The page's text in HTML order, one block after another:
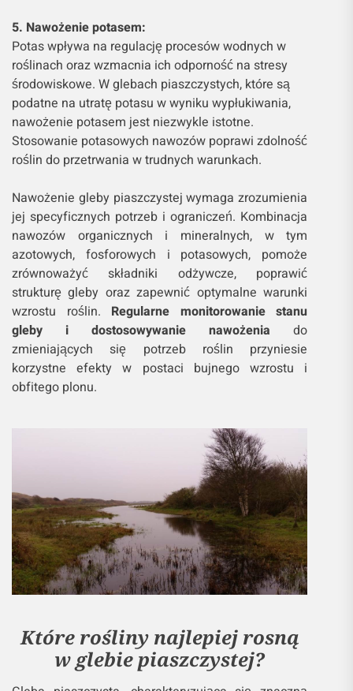
5. Nawożenie potasem:
Potas wpływa na regulację procesów wodnych w
roślinach oraz wzmacnia ich odporność na stresy
środowiskowe. W glebach piaszczystych, które są
podatne na utratę potasu w wyniku wypłukiwania,
nawożenie potasem jest niezwykle istotne.
Stosowanie potasowych nawozów poprawi zdolność
roślin do przetrwania w trudnych warunkach.
Nawożenie gleby piaszczystej wymaga zrozumienia
jej specyficznych potrzeb i ograniczeń. Kombinacja
nawozów organicznych i mineralnych, w tym
azotowych, fosforowych i potasowych, pomoże
zrównoważyć składniki odżywcze, poprawić
strukturę gleby oraz zapewnić optymalne warunki
wzrostu roślin. Regularne monitorowanie stanu
gleby i dostosowywanie nawożenia do
zmieniających się potrzeb roślin przyniesie
korzystne efekty w postaci bujnego wzrostu i
obfitego plonu.
Które rośliny najlepiej rosną
w glebie piaszczystej?